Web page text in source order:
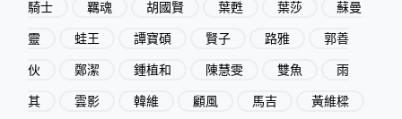
騎士
羈魂 胡國賢 葉甦 葉莎
蘇曼
靈
蛙王 譚寶碩 賢子 路雅
郭善
伙
鄭潔 鍾植和 陳慧雯 雙魚
雨
其
雲影 韓維 顧風 馬吉 黃維樑